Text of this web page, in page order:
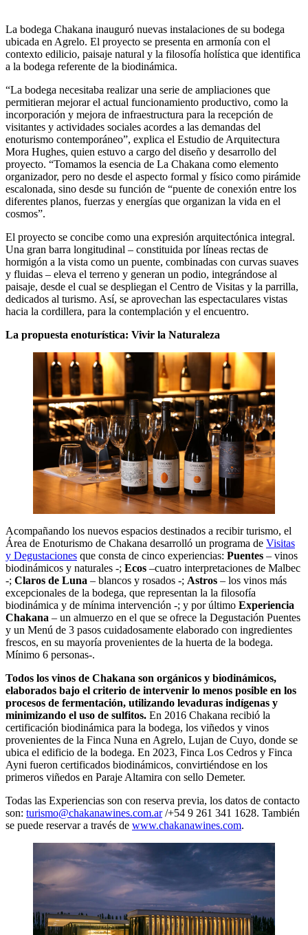
La bodega Chakana inauguró nuevas instalaciones de su bodega
ubicada en Agrelo. El proyecto se presenta en armonía con el
contexto edilicio, paisaje natural y la filosofía holística que identifica
a la bodega referente de la biodinámica.
“La bodega necesitaba realizar una serie de ampliaciones que
permitieran mejorar el actual funcionamiento productivo, como la
incorporación y mejora de infraestructura para la recepción de
visitantes y actividades sociales acordes a las demandas del
enoturismo contemporáneo”, explica el Estudio de Arquitectura
Mora Hughes, quien estuvo a cargo del diseño y desarrollo del
proyecto. “Tomamos la esencia de La Chakana como elemento
organizador, pero no desde el aspecto formal y físico como pirámide
escalonada, sino desde su función de “puente de conexión entre los
diferentes planos, fuerzas y energías que organizan la vida en el
cosmos”.
El proyecto se concibe como una expresión arquitectónica integral.
Una gran barra longitudinal – constituida por líneas rectas de
hormigón a la vista como un puente, combinadas con curvas suaves
y fluidas – eleva el terreno y generan un podio, integrándose al
paisaje, desde el cual se despliegan el Centro de Visitas y la parrilla,
dedicados al turismo. Así, se aprovechan las espectaculares vistas
hacia la cordillera, para la contemplación y el encuentro.
La propuesta enoturística: Vivir la Naturaleza
Acompañando los nuevos espacios destinados a recibir turismo, el
Área de Enoturismo de Chakana desarrolló un programa de Visitas
y Degustaciones que consta de cinco experiencias: Puentes – vinos
biodinámicos y naturales -; Ecos –cuatro interpretaciones de Malbec
-; Claros de Luna – blancos y rosados -; Astros – los vinos más
excepcionales de la bodega, que representan la la filosofía
biodinámica y de mínima intervención -; y por último Experiencia
Chakana – un almuerzo en el que se ofrece la Degustación Puentes
y un Menú de 3 pasos cuidadosamente elaborado con ingredientes
frescos, en su mayoría provenientes de la huerta de la bodega.
Mínimo 6 personas-.
Todos los vinos de Chakana son orgánicos y biodinámicos,
elaborados bajo el criterio de intervenir lo menos posible en los
procesos de fermentación, utilizando levaduras indígenas y
minimizando el uso de sulfitos. En 2016 Chakana recibió la
certificación biodinámica para la bodega, los viñedos y vinos
provenientes de la Finca Nuna en Agrelo, Lujan de Cuyo, donde se
ubica el edificio de la bodega. En 2023, Finca Los Cedros y Finca
Ayni fueron certificados biodinámicos, convirtiéndose en los
primeros viñedos en Paraje Altamira con sello Demeter.
Todas las Experiencias son con reserva previa, los datos de contacto
son: turismo@chakanawines.com.ar/+54 9 261 341 1628. También
se puede reservar a través de www.chakanawines.com.